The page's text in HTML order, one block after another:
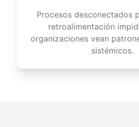
Procesos desconectados
retroalimentación
organizaciones vean
sistémicos.